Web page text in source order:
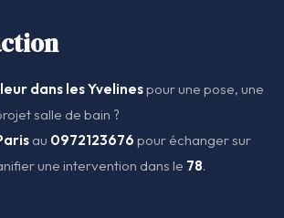
dans les Yvelinespour une pose, une
salle de bain ?
au 0972123676 pour échanger sur
une intervention dans le 78.